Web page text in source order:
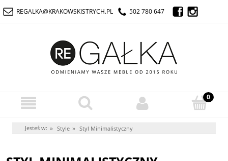
REGALKA@KRAKOWSKISTRYCH.PL 502 780 647
Jesteś w: » Style » Styl Minimalistyczny